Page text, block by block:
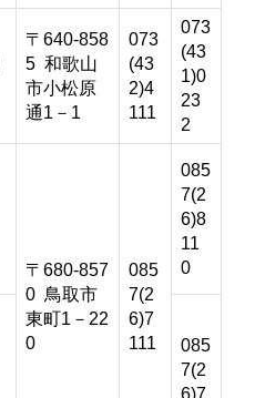
〒640-858
5 和歌山
市小松原
通1－1
073
(43
2)4
111
073
(43
1)0
23
2
〒680-857
0 鳥取市
東町1－22
0
085
7(2
6)7
111
085
7(2
6)8
11
0
085
7(2
6)7